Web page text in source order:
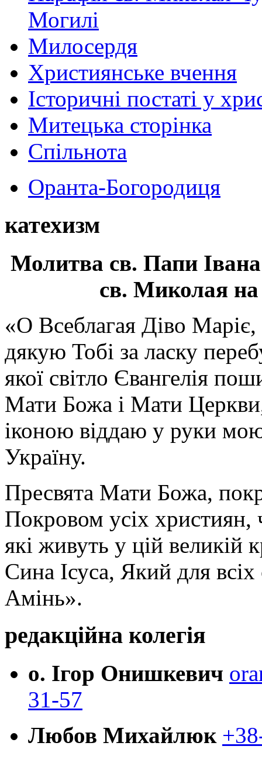
Могилі
Милосердя
Християнське вчення
Історичні постаті у
Митецька сторінка
Спільнота
Оранта-Богородиця
катехизм
Молитва св. Папи
св. Миколая на
«О Всеблагая Діво
дякую Тобі за ласку
якої світло Євангелія
Мати Божа і Мати
іконою віддаю у руки
Україну.
Пресвята Мати Божа,
Покровом усіх християн,
які живуть у цій великій
Сина Ісуса, Який для
Амінь».
редакційна колегія
о. Ігор Онишкевич
31-57
Любов Михайлюк